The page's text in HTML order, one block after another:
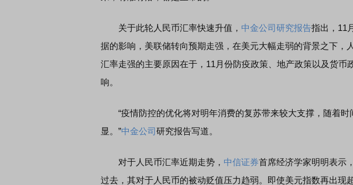
关于此轮人民币汇率快速升值， 中金公司 研究报告指出，11
据的影响，美联储转向预期走强，在美元大幅走弱的背景之下，
汇率走强的主要原因在于，11月份防疫政策、地产政策以及货币
响。
“疫情防控的优化将对明年消费的复苏带来较大支撑，随着时
显。”中金公司 研究报告写道。
对于人民币汇率近期走势， 中信证券首席经济学家明明表示
过去，其对于人民币的被动贬值压力趋弱。即使美元指数再出现